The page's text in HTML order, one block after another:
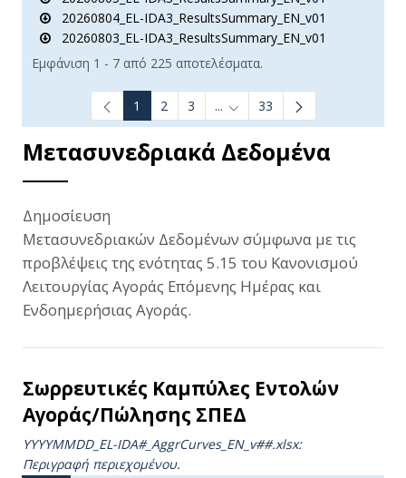
20260804_EL-IDA3_ResultsSummary_EN_v01
20260803_EL-IDA3_ResultsSummary_EN_v01
Εμφάνιση 1 - 7 από 225 αποτελέσματα.
1 2 3 ... Ενδιάμεσες σελίδες Use
33
Μετασυνεδριακά Δεδομένα
Δημοσίευση
Μετασυνεδριακών Δεδομένων σύμφωνα με τις
προβλέψεις της ενότητας 5.15 του Κανονισμού
Λειτουργίας Αγοράς Επόμενης Ημέρας και
Ενδοημερήσιας Αγοράς.
Σωρρευτικές Καμπύλες Εντολών
Αγοράς/Πώλησης ΣΠΕΔ
YYYYMMDD_EL-IDA#_AggrCurves_ΕΝ_v##.xlsx:
Περιγραφή περιεχομένου.